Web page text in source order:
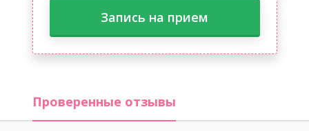
Запись на прием
Проверенные отзывы